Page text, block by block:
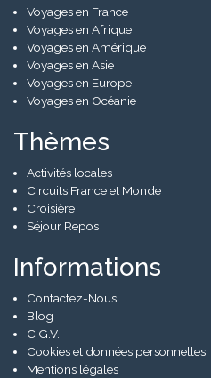
Voyages en France
Voyages en Afrique
Voyages en Amérique
Voyages en Asie
Voyages en Europe
Voyages en Océanie
Thèmes
Activités locales
Circuits France et Monde
Croisière
Séjour Repos
Informations
Contactez-Nous
Blog
C.G.V.
Cookies et données personnelles
Mentions légales